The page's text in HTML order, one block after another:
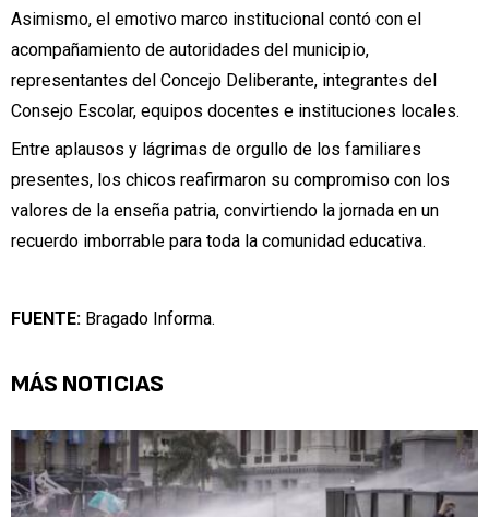
Asimismo, el emotivo marco institucional contó con el
acompañamiento de autoridades del municipio,
representantes del Concejo Deliberante, integrantes del
Consejo Escolar, equipos docentes e instituciones locales.
Entre aplausos y lágrimas de orgullo de los familiares
presentes, los chicos reafirmaron su compromiso con los
valores de la enseña patria, convirtiendo la jornada en un
recuerdo imborrable para toda la comunidad educativa.
FUENTE: Bragado Informa.
MÁS NOTICIAS